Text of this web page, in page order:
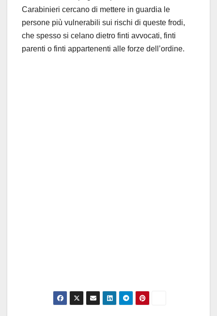
Carabinieri cercano di mettere in guardia le
persone più vulnerabili sui rischi di queste frodi,
che spesso si celano dietro finti avvocati, finti
parenti o finti appartenenti alle forze dell’ordine.